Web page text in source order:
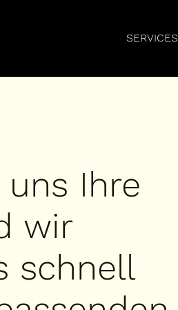
SERVICES
uns Ihre
wir
schnell